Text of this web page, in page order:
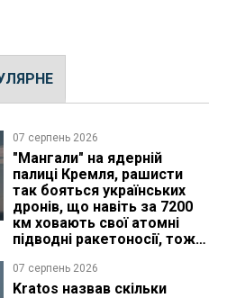
07 серпень 2026
"Мангали" на ядерній
палиці Кремля, рашисти
так бояться українських
дронів, що навіть за 7200
км ховають свої атомні
підводні ракетоносії, тож
07 серпень 2026
Kratos назвав скільки